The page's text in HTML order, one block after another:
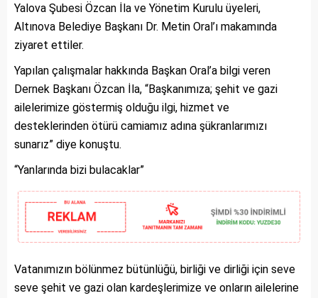
Yalova Şubesi Özcan İla ve Yönetim Kurulu üyeleri,
Altınova Belediye Başkanı Dr. Metin Oral’ı makamında
ziyaret ettiler.
Yapılan çalışmalar hakkında Başkan Oral’a bilgi veren
Dernek Başkanı Özcan İla, “Başkanımıza; şehit ve gazi
ailelerimize göstermiş olduğu ilgi, hizmet ve
desteklerinden ötürü camiamız adına şükranlarımızı
sunarız” diye konuştu.
“Yanlarında bizi bulacaklar”
Vatanımızın bölünmez bütünlüğü, birliği ve dirliği için seve
seve şehit ve gazi olan kardeşlerimize ve onların ailelerine